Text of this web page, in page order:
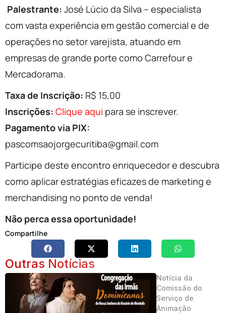
Palestrante: José Lúcio da Silva – especialista
com vasta experiência em gestão comercial e de
operações no setor varejista, atuando em
empresas de grande porte como Carrefour e
Mercadorama.
Taxa de Inscrição: R$ 15,00
Inscrições: Clique aqui para se inscrever.
Pagamento via PIX:
pascomsaojorgecuritiba@gmail.com
Participe deste encontro enriquecedor e descubra
como aplicar estratégias eficazes de marketing e
merchandising no ponto de venda!
Não perca essa oportunidade!
Compartilhe
Outras Notícias
Notícia da
Comissão do
Serviço de
Animação